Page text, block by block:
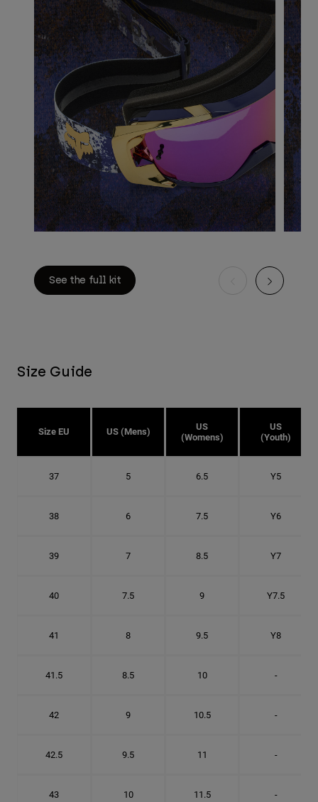
See the full kit
Size Guide
Size EU US (Mens)
US
(Womens)
US
(Youth)
37 5 6.5 Y5
38 6 7.5 Y6
39 7 8.5 Y7
40 7.5 9 Y7.5
41 8 9.5 Y8
41.5 8.5 10 -
42 9 10.5 -
42.5 9.5 11 -
43 10 11.5 -